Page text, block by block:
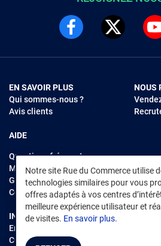
Notre site Rue du Commerce utilise
technologies similaires pour vous
offres adaptés à vos centres
meilleure expérience utilisateur et
de visites. En savoir plus.
EN SAVOIR PLUS
Qui sommes-nous ?
Avis clients
AIDE
Questions fréquentes
Modes de règlements
Garantie et retours
Contacter Rue du Commerce
NOUS
INFORMATIONS LÉGALES
Environnement
CGV /CGU Marketplace